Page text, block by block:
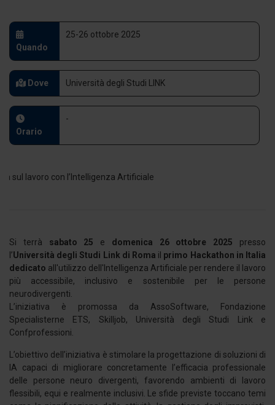
Quando
25-26 ottobre 2025
Dove Università degli Studi LINK
Orario
-
Si terrà sabato 25 e domenica 26 ottobre 2025 presso
l’Università degli Studi Link di Roma il primo Hackathon in Italia
dedicato all'utilizzo dell'Intelligenza Artificiale per rendere il lavoro
più accessibile, inclusivo e sostenibile per le persone
neurodivergenti.
L’iniziativa è promossa da AssoSoftware, Fondazione
Specialisterne ETS, Skilljob, Università degli Studi Link e
Confprofessioni.
L’obiettivo dell’iniziativa è stimolare la progettazione di soluzioni di
IA capaci di migliorare concretamente l’efficacia professionale
delle persone neuro divergenti, favorendo ambienti di lavoro
flessibili, equi e realmente inclusivi. Le sfide previste toccano temi